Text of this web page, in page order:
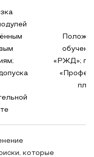
«РЖД»;
которые